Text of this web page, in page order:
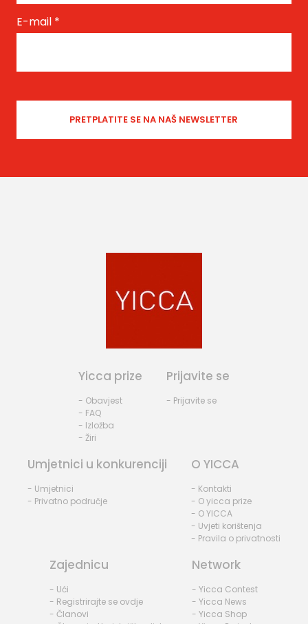
E-mail *
Yicca prize
- Obavjest
- FAQ
- Izložba
- Žiri
Prijavite se
- Prijavite se
Umjetnici u konkurenciji
- Umjetnici
- Privatno područje
O YICCA
- Kontakti
- O yicca prize
- O YICCA
- Uvjeti korištenja
- Pravila o privatnosti
Zajednicu
- Ući
- Registrirajte se ovdje
- Članovi
Network
- Yicca Contest
- Yicca News
- Yicca Shop